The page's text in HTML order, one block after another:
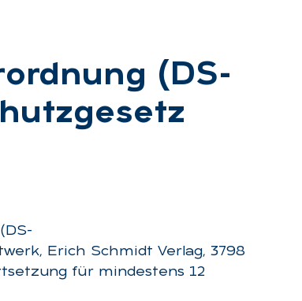
(DS-
Erich Schmidt Verlag, 3798
für mindestens 12